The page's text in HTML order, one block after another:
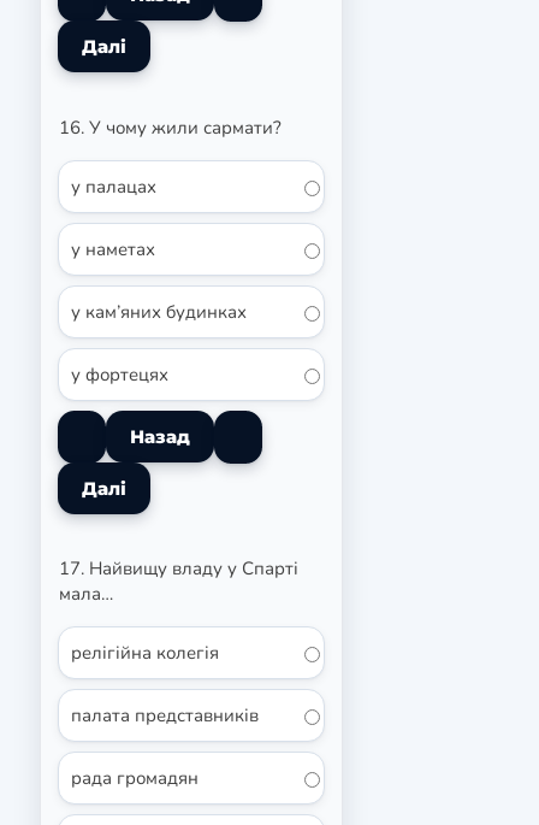
16. У чому жили сармати?
у палацах
у наметах
у кам’яних будинках
у фортецях
17. Найвищу владу у Спарті
мала…
релігійна колегія
палата представників
рада громадян